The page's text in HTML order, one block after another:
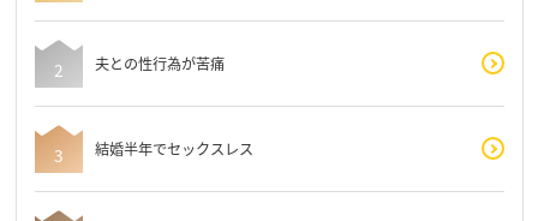
夫との性行為が苦痛
結婚半年でセックスレス